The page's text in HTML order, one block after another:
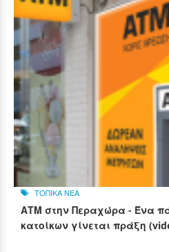
ΤΟΠΙΚΑ ΝΕΑ
ΑΤΜ στην Περαχώρα - Ένα
κατοίκων γίνεται πράξη